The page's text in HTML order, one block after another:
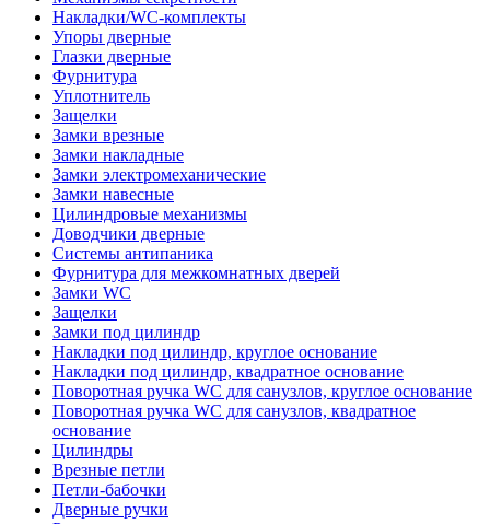
Накладки/WC-комплекты
Упоры дверные
Глазки дверные
Фурнитура
Уплотнитель
Защелки
Замки врезные
Замки накладные
Замки электромеханические
Замки навесные
Цилиндровые механизмы
Доводчики дверные
Системы антипаника
Фурнитура для межкомнатных дверей
Замки WC
Защелки
Замки под цилиндр
Накладки под цилиндр, круглое основание
Накладки под цилиндр, квадратное основание
Поворотная ручка WC для санузлов, круглое основание
Поворотная ручка WC для санузлов, квадратное
основание
Цилиндры
Врезные петли
Петли-бабочки
Дверные ручки